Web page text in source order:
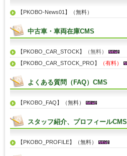
【PKOBO-News01】（無料）
中古車・車両在庫CMS
【PKOBO_CAR_STOCK】
（無料）
【PKOBO_CAR_STOCK_PRO】
（有料）
よくある質問（FAQ）CMS
【PKOBO_FAQ】（無料）
スタッフ紹介、プロフィールCMS
【PKOBO_PROFILE】（無料）